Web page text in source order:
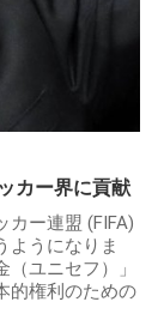
カー界に貢献
カー連盟 (FIFA)
ようになりま
ユニセフ）」
的権利のための